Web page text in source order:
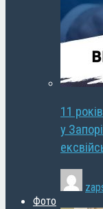
11
у
Фото